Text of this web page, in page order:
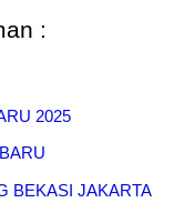
:
2025
BEKASI JAKARTA